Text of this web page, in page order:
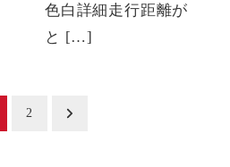
色白詳細走行距離が
と […]
2